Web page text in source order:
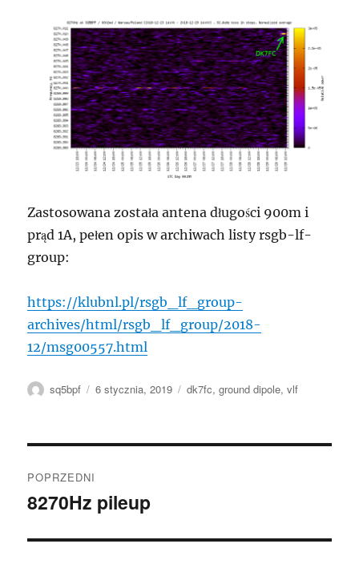
Zastosowana została antena długości 900m i
prąd 1A, pełen opis w archiwach listy rsgb-lf-
group:
https://klubnl.pl/rsgb_lf_group-
archives/html/rsgb_lf_group/2018-
12/msg00557.html
Autor
sq5bpf
Data
6 stycznia, 2019 Tagi
dk7fc,ground dipole,vlf
wpisu
POPRZEDNI
Poprzedni
8270Hz pileup